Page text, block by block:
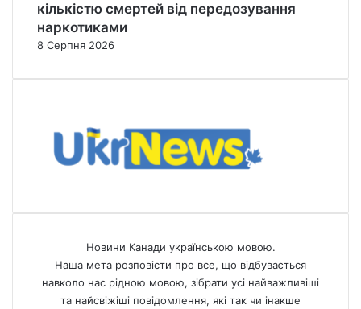
кількістю смертей від передозування
наркотиками
8 Серпня 2026
Новини Канади українською мовою.
Наша мета розповісти про все, що відбувається
навколо нас рідною мовою, зібрати усі найважливіші
та найсвіжіші повідомлення, які так чи інакше